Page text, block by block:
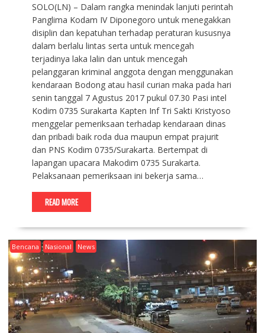
SOLO(LN) – Dalam rangka menindak lanjuti perintah
Panglima Kodam IV Diponegoro untuk menegakkan
disiplin dan kepatuhan terhadap peraturan kususnya
dalam berlalu lintas serta untuk mencegah
terjadinya laka lalin dan untuk mencegah
pelanggaran kriminal anggota dengan menggunakan
kendaraan Bodong atau hasil curian maka pada hari
senin tanggal 7 Agustus 2017 pukul 07.30 Pasi intel
Kodim 0735 Surakarta Kapten Inf Tri Sakti Kristyoso
menggelar pemeriksaan terhadap kendaraan dinas
dan pribadi baik roda dua maupun empat prajurit
dan PNS Kodim 0735/Surakarta. Bertempat di
lapangan upacara Makodim 0735 Surakarta.
Pelaksanaan pemeriksaan ini bekerja sama…
READ MORE
Bencana Nasional News